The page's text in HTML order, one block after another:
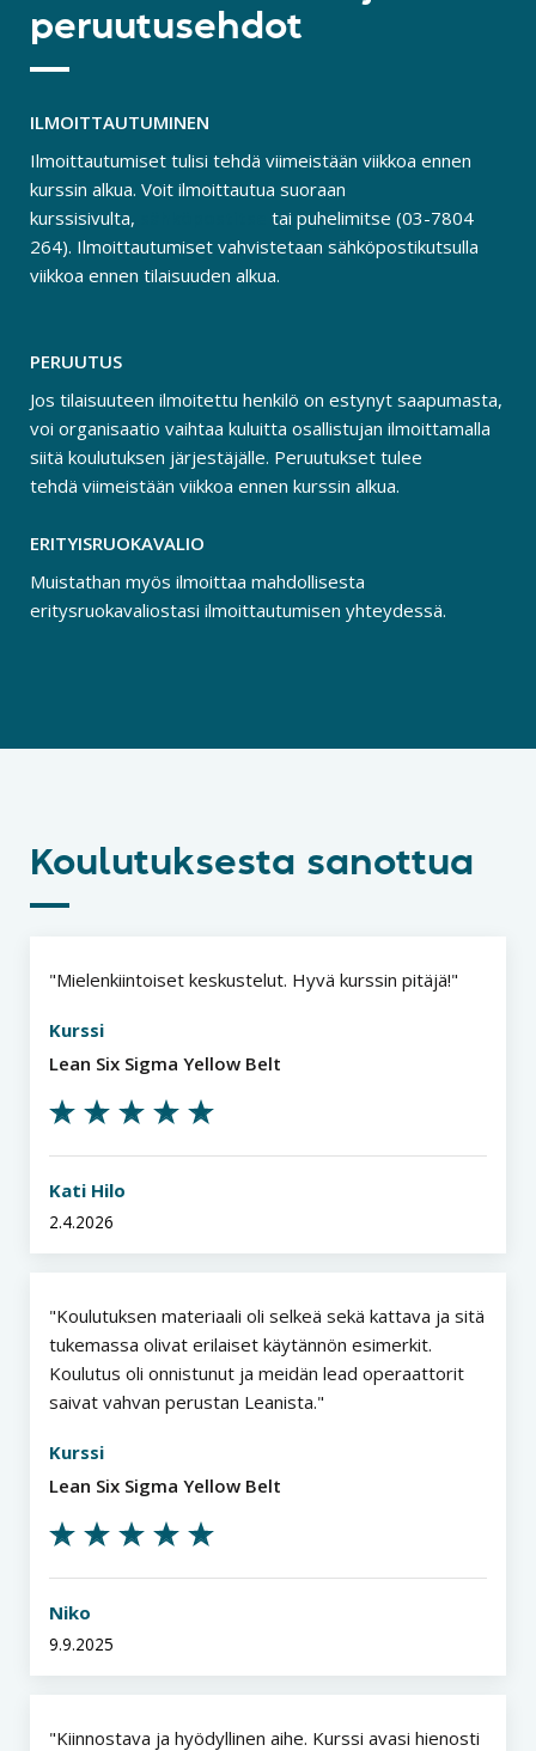
peruutusehdot
ILMOITTAUTUMINEN
Ilmoittautumiset tulisi tehdä viimeistään viikkoa ennen
kurssin alkua. Voit ilmoittautua suoraan
kurssisivulta,
tai puhelimitse (03-7804
264). Ilmoittautumiset vahvistetaan sähköpostikutsulla
viikkoa ennen tilaisuuden alkua.
PERUUTUS
Jos tilaisuuteen ilmoitettu henkilö on estynyt saapumasta,
voi organisaatio vaihtaa kuluitta osallistujan ilmoittamalla
siitä koulutuksen järjestäjälle. Peruutukset tulee
tehdä viimeistään viikkoa ennen kurssin alkua.
ERITYISRUOKAVALIO
Muistathan myös ilmoittaa mahdollisesta
eritysruokavaliostasi ilmoittautumisen yhteydessä.
Koulutuksesta sanottua
Mielenkiintoiset keskustelut. Hyvä kurssin pitäjä!
Kurssi
Lean Six Sigma Yellow Belt
Kati Hilo
2.4.2026
Koulutuksen materiaali oli selkeä sekä kattava ja sitä
tukemassa olivat erilaiset käytännön esimerkit.
Koulutus oli onnistunut ja meidän lead operaattorit
saivat vahvan perustan Leanista.
Kurssi
Lean Six Sigma Yellow Belt
Niko
9.9.2025
Kiinnostava ja hyödyllinen aihe. Kurssi avasi hienosti